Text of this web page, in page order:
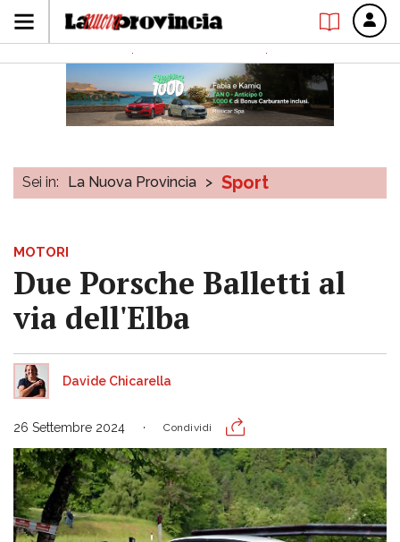
Sei in: La Nuova Provincia > Sport
MOTORI
Due Porsche Balletti al
via dell'Elba
Davide Chicarella
26 Settembre 2024 Condividi